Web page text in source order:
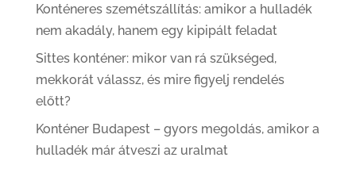
Konténeres szemétszállítás: amikor a hulladék
nem akadály, hanem egy kipipált feladat
Sittes konténer: mikor van rá szükséged,
mekkorát válassz, és mire figyelj rendelés
előtt?
Konténer Budapest – gyors megoldás, amikor a
hulladék már átveszi az uralmat